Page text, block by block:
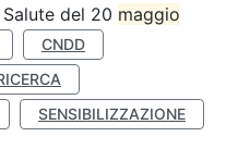
del 20 maggio
CNDD
SENSIBILIZZAZIONE